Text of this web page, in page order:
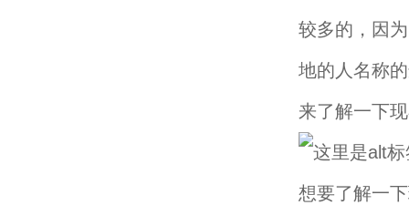
较多的，因
地的人名称
来了解一下
想要了解一